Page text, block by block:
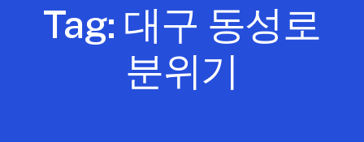
Tag: 대구 동성로
분위기